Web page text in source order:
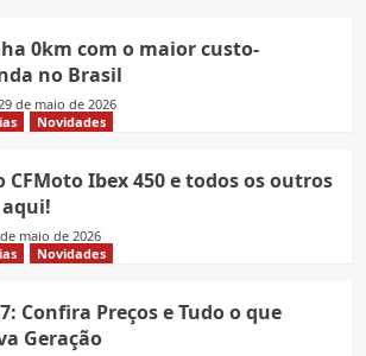
0km com o maior custo-
no Brasil
29 de maio de 2026
Novidades
CFMoto Ibex 450 e todos os outros
maio de 2026
Novidades
Confira Preços e Tudo o que
Geração